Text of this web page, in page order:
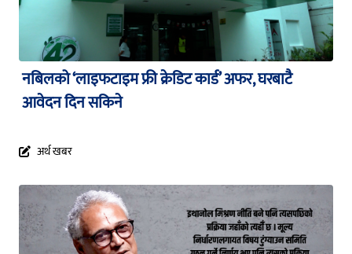
नबिलको ‘लाइफटाइम फ्री क्रेडिट कार्ड’ अफर, घरबाटै
आवेदन दिन सकिने
अर्थ खबर